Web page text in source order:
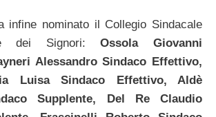
infine nominato il Collegio Sindacale
dei Signori:Ossola Giovanni
Alessandro Sindaco Effettivo,
Luisa Sindaco Effettivo, Aldè
Supplente, Del Re Claudio